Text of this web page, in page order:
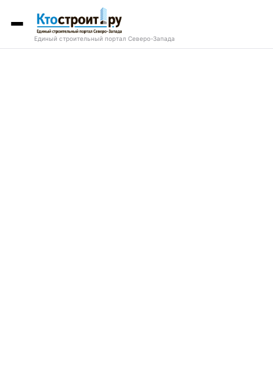
Единый строительный портал Северо-Запада